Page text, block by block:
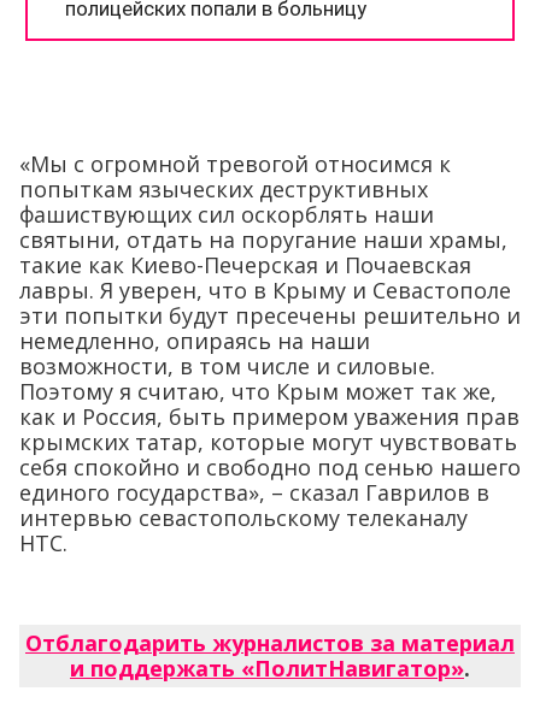
«Мы с огромной тревогой относимся к
попыткам языческих деструктивных
фашиствующих сил оскорблять наши
святыни, отдать на поругание наши храмы,
такие как Киево-Печерская и Почаевская
лавры. Я уверен, что в Крыму и Севастополе
эти попытки будут пресечены решительно и
немедленно, опираясь на наши
возможности, в том числе и силовые.
Поэтому я считаю, что Крым может так же,
как и Россия, быть примером уважения прав
крымских татар, которые могут чувствовать
себя спокойно и свободно под сенью нашего
единого государства», – сказал Гаврилов в
интервью севастопольскому телеканалу
НТС.
Отблагодарить журналистов за материал
и поддержать «ПолитНавигатор».